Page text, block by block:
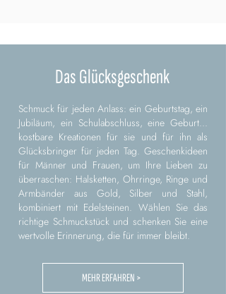
Das Glücksgeschenk
Schmuck für jeden Anlass: ein Geburtstag, ein
Jubiläum, ein Schulabschluss, eine Geburt...
kostbare Kreationen für sie und für ihn als
Glücksbringer für jeden Tag. Geschenkideen
für Männer und Frauen, um Ihre Lieben zu
überraschen: Halsketten, Ohrringe, Ringe und
Armbänder aus Gold, Silber und Stahl,
kombiniert mit Edelsteinen. Wählen Sie das
richtige Schmuckstück und schenken Sie eine
wertvolle Erinnerung, die für immer bleibt.
MEHR ERFAHREN >